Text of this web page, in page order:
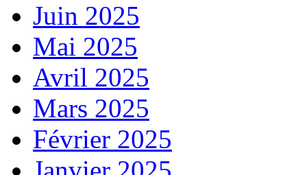
Juin 2025
Mai 2025
Avril 2025
Mars 2025
Février 2025